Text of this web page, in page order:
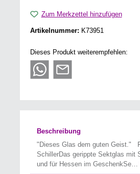
Zum Merkzettel hinzufügen
Artikelnummer: K73951
Dieses Produkt weiterempfehlen:
Beschreibung
"Dieses Glas dem guten Geist."
SchillerDas gerippte Sektglas mit
und für Hessen im GeschenkSe…